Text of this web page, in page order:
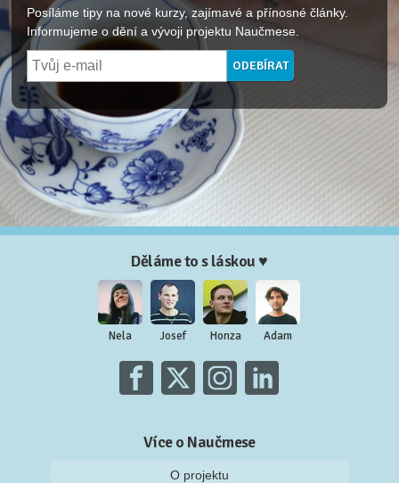
Posíláme tipy na nové kurzy, zajímavé a přínosné články.
Informujeme o dění a vývoji projektu Naučmese.
Děláme to s láskou ♥
Nela Josef Honza Adam
Více o Naučmese
O projektu